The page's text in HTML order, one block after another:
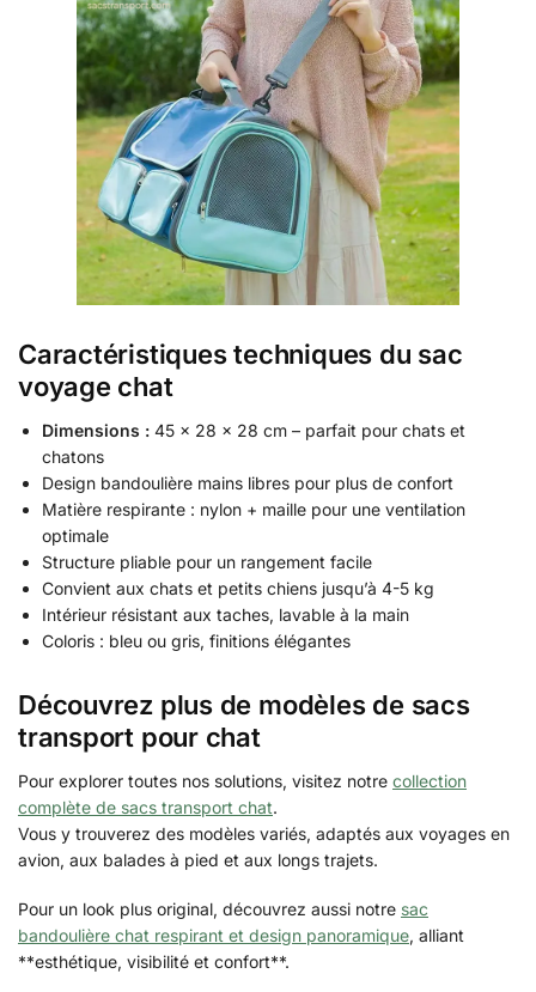
Caractéristiques techniques du sac
voyage chat
Dimensions : 45 x 28 x 28 cm – parfait pour chats et
chatons
Design bandoulière mains libres pour plus de confort
Matière respirante : nylon + maille pour une ventilation
optimale
Structure pliable pour un rangement facile
Convient aux chats et petits chiens jusqu’à 4-5 kg
Intérieur résistant aux taches, lavable à la main
Coloris : bleu ou gris, finitions élégantes
Découvrez plus de modèles de sacs
transport pour chat
Pour explorer toutes nos solutions, visitez notre collection
complète de sacs transport chat.
Vous y trouverez des modèles variés, adaptés aux voyages en
avion, aux balades à pied et aux longs trajets.
Pour un look plus original, découvrez aussi notre sac
bandoulière chat respirant et design panoramique, alliant
**esthétique, visibilité et confort**.